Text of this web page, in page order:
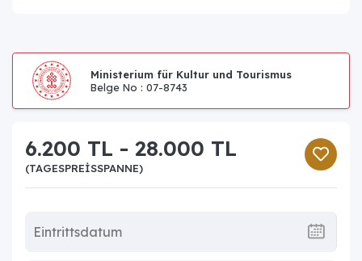
Ministerium für Kultur und Tourismus
Belge No : 07-8743
6.200 TL - 28.000 TL
(TAGESPREISSPANNE)